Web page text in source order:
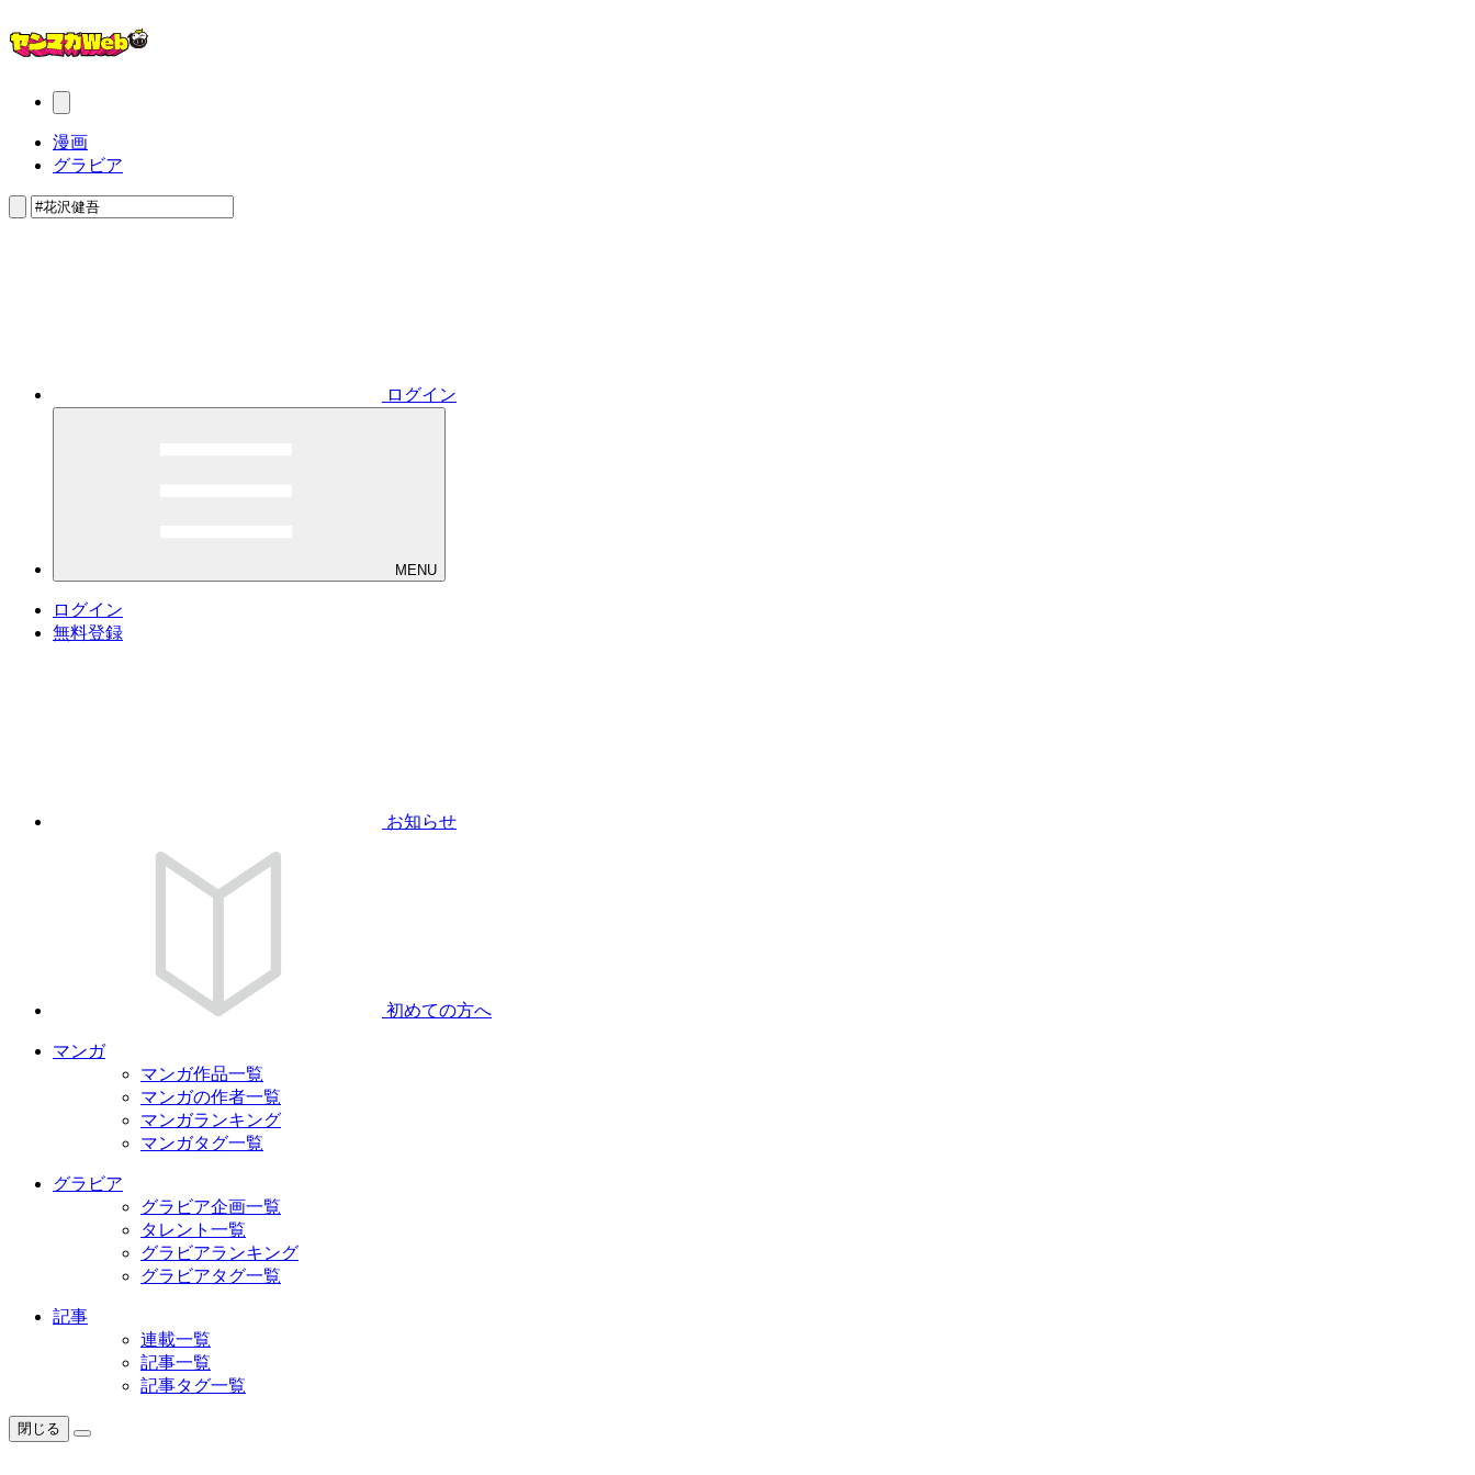
漫画
グラビア
ログイン
MENU
ログイン
無料登録
お知らせ
初めての方へ
マンガ
マンガ作品一覧
マンガの作者一覧
マンガランキング
マンガタグ一覧
グラビア
グラビア企画一覧
タレント一覧
グラビアランキング
グラビアタグ一覧
記事
連載一覧
記事一覧
記事タグ一覧
閉じる